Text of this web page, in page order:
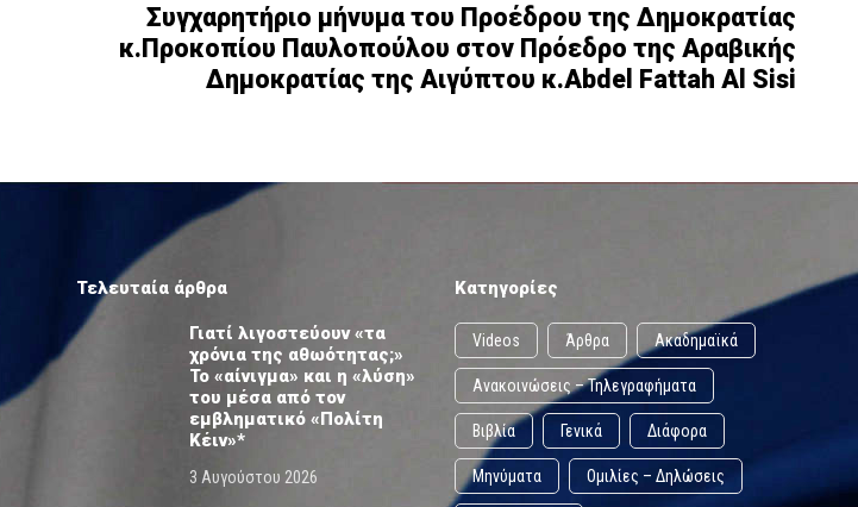
Συγχαρητήριο μήνυμα του Προέδρου της Δημοκρατίας
κ.Προκοπίου Παυλοπούλου στον Πρόεδρο της Αραβικής
Δημοκρατίας της Αιγύπτου κ.Abdel Fattah Al Sisi
Τελευταία άρθρα
Γιατί λιγοστεύουν «τα
χρόνια της αθωότητας;»
Το «αίνιγμα» και η «λύση»
του μέσα από τον
εμβληματικό «Πολίτη
Κέιν»*
3 Αυγούστου 2026
Κατηγορίες
Videos Άρθρα Ακαδημαϊκά
Ανακοινώσεις – Τηλεγραφήματα
Βιβλία Γενικά Διάφορα
Μηνύματα Ομιλίες – Δηλώσεις